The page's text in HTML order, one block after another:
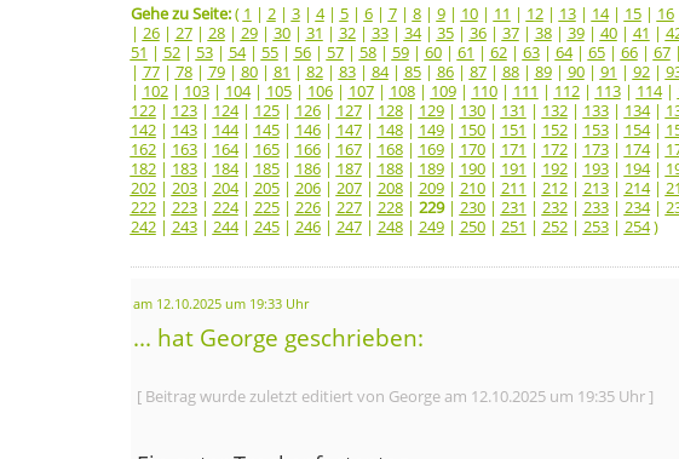
Gehe zu Seite:( 1 | 2| 3| 4| 5| 6| 7| 8| 9| 10| 11 | 12| 13| 14| 15| 16
| 26| 27| 28| 29| 30| 31 | 32| 33| 34| 35| 36| 37| 38| 39| 40| 41 |
51 | 52| 53| 54| 55| 56| 57| 58| 59| 60| 61 | 62| 63| 64| 65| 66| 67|
| 77| 78| 79| 80| 81 | 82| 83| 84| 85| 86| 87| 88| 89| 90| 91 | 92|
| 102| 103| 104| 105| 106| 107| 108| 109| 110| 111 | 112| 113| 114|
122| 123| 124| 125| 126| 127| 128| 129| 130| 131 | 132| 133| 134|
142| 143| 144| 145| 146| 147| 148| 149| 150| 151 | 152| 153| 154|
162| 163| 164| 165| 166| 167| 168| 169| 170| 171 | 172| 173| 174|
182| 183| 184| 185| 186| 187| 188| 189| 190| 191 | 192| 193| 194|
202| 203| 204| 205| 206| 207| 208| 209| 210| 211 | 212| 213| 214|
222| 223| 224| 225| 226| 227| 228| 229| 230| 231 | 232| 233| 234|
242| 243| 244| 245| 246| 247| 248| 249| 250| 251 | 252| 253| 254)
am 12.10.2025 um 19:33 Uhr
... hat George geschrieben:
[ Beitrag wurde zuletzt editiert von George am 12.10.2025 um 19:35 Uhr ]